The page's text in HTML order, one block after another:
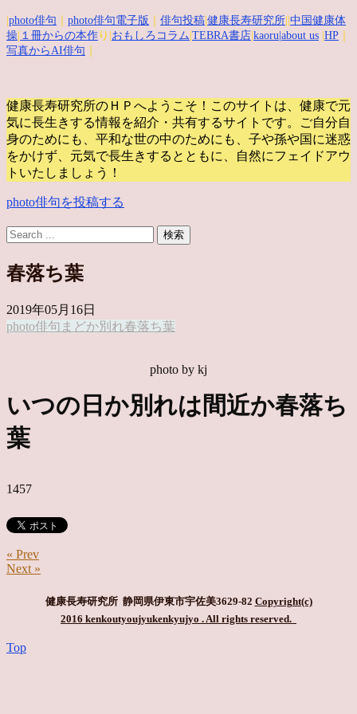
photo俳句 photo俳句電子版 俳句投稿 健康長寿研究所 中国健康体
操 １冊からの本作 り| おもしろコラム TEBRA書店 kaoru |about us HP
写真からAI俳句
健康長寿研究所のＨＰへようこそ！このサイトは、健康で元
気に長生きする情報を紹介・共有するサイトです。
ご自分自
身のためにも、平和な世の中のためにも、子や孫や国に迷惑
をかけず、元気で長生きするとともに、自然にフェイドアウ
トいたしましょう！
photo俳句を投稿する
春落ち葉
2019年05月16日
photo俳句 まどか別れ春落ち葉
photo by kj
いつの日か別れは間近か春落ち
葉
1457
« Prev
Next »
健康長寿研究所 静岡県伊東市宇佐美3629-82 Copyright(c)
2016 kenkoutyoujyukenkyujyo . All rights reserved.
Top